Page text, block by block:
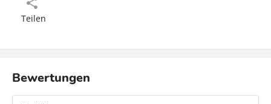
Teilen
Bewertungen